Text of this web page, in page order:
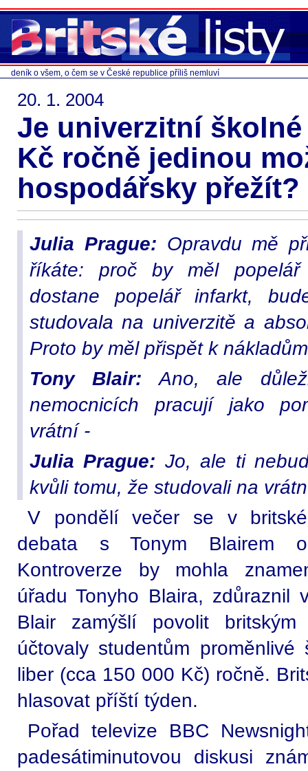
deník o všem, o čem se v České republice příliš nemluví
20. 1. 2004
Je univerzitní školné
Kč ročně jedinou
hospodářsky přežít?
Julia Prague: Opravdu mě
říkáte: proč by měl popelář
dostane popelář infarkt,
studovala na univerzitě a
Proto by měl přispět k
Tony Blair: Ano, ale
nemocnicích pracují jako
vrátní -
Julia Prague: Jo, ale ti
kvůli tomu, že studovali na
V pondělí večer se v
debata s Tonym Blairem o
Kontroverze by mohla
úřadu Tonyho Blaira, zdůraznil
Blair zamýšlí povolit
účtovaly studentům
liber (cca 150 000 Kč) ročně.
hlasovat příští týden.
Pořad televize BBC
padesátiminutovou diskusi